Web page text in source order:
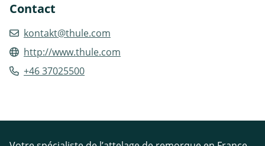
Contact
kontakt@thule.com
http://www.thule.com
+46 37025500